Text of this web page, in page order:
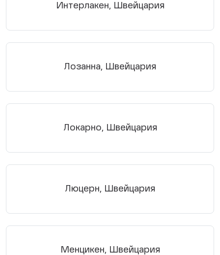
Интерлакен, Швейцария
Лозанна, Швейцария
Локарно, Швейцария
Люцерн, Швейцария
Менцикен, Швейцария